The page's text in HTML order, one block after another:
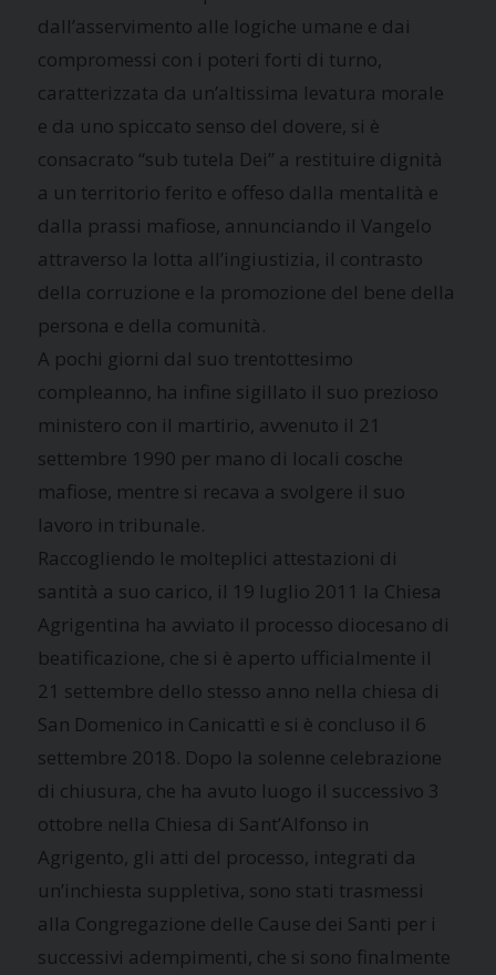
dall’asservimento alle logiche umane e dai
compromessi con i poteri forti di turno,
caratterizzata da un’altissima levatura morale
e da uno spiccato senso del dovere, si è
consacrato “sub tutela Dei” a restituire dignità
a un territorio ferito e offeso dalla mentalità e
dalla prassi mafiose, annunciando il Vangelo
attraverso la lotta all’ingiustizia, il contrasto
della corruzione e la promozione del bene della
persona e della comunità.
A pochi giorni dal suo trentottesimo
compleanno, ha infine sigillato il suo prezioso
ministero con il martirio, avvenuto il 21
settembre 1990 per mano di locali cosche
mafiose, mentre si recava a svolgere il suo
lavoro in tribunale.
Raccogliendo le molteplici attestazioni di
santità a suo carico, il 19 luglio 2011 la Chiesa
Agrigentina ha avviato il processo diocesano di
beatificazione, che si è aperto ufficialmente il
21 settembre dello stesso anno nella chiesa di
San Domenico in Canicattì e si è concluso il 6
settembre 2018. Dopo la solenne celebrazione
di chiusura, che ha avuto luogo il successivo 3
ottobre nella Chiesa di Sant’Alfonso in
Agrigento, gli atti del processo, integrati da
un’inchiesta suppletiva, sono stati trasmessi
alla Congregazione delle Cause dei Santi per i
successivi adempimenti, che si sono finalmente